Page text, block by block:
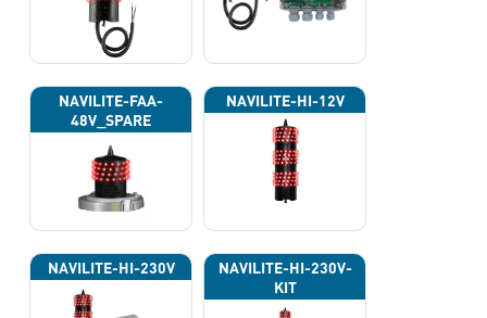
NAVILITE-FAA-
48V_SPARE
NAVILITE-HI-12V
NAVILITE-HI-230V
NAVILITE-HI-230V-
KIT